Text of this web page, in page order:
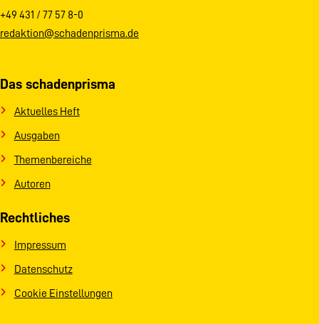
+49 431 / 77 57 8-0
redaktion@schadenprisma.de
Das schadenprisma
Aktuelles Heft
Ausgaben
Themenbereiche
Autoren
Rechtliches
Impressum
Datenschutz
Cookie Einstellungen